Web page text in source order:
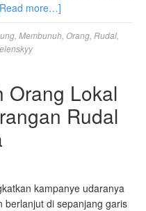
more…]
Membunuh Orang Rudal
Orang Lokal
Rudal
kampanye udaranya
berlanjut di sepanjang garis